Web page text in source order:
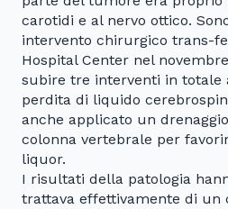
carotidi e al nervo ottico.
intervento chirurgico trans-
Hospital Center nel
subire tre interventi in totale
perdita di liquido
anche applicato un
colonna vertebrale per
liquor.
I risultati della patologia
trattava effettivamente di un